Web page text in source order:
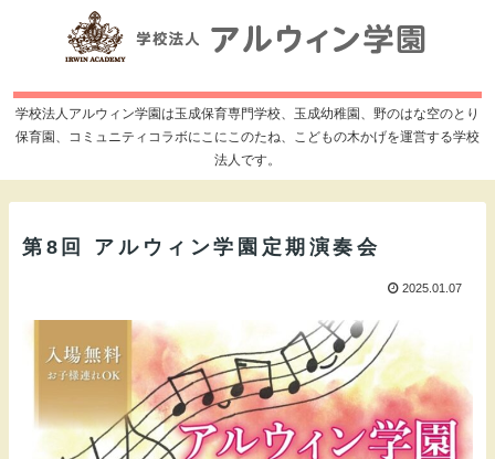
学校法人アルウィン学園は玉成保育専門学校、玉成幼稚園、野のはな空のとり
保育園、コミュニティコラボにこにこのたね、こどもの木かげを運営する学校
法人です。
第8回 アルウィン学園定期演奏会
2025.01.07